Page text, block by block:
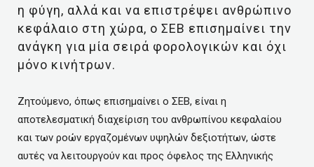
η φύγη, αλλά και να επιστρέψει ανθρώπινο
κεφάλαιο στη χώρα, ο ΣΕΒ επισημαίνει την
ανάγκη για μία σειρά φορολογικών και όχι
μόνο κινήτρων.
Ζητούμενο, όπως επισημαίνει ο ΣΕΒ, είναι η
αποτελεσματική διαχείριση του ανθρωπίνου κεφαλαίου
και των ροών εργαζομένων υψηλών δεξιοτήτων, ώστε
αυτές να λειτουργούν και προς όφελος της Ελληνικής